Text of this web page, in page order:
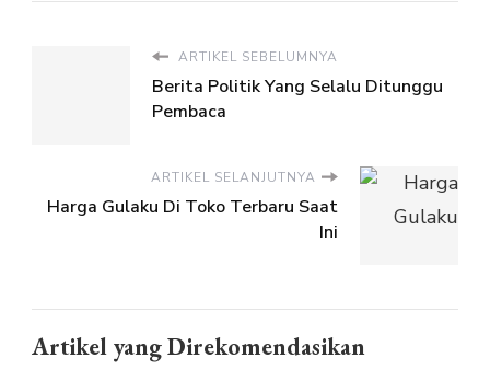
ARTIKEL SEBELUMNYA
Berita Politik Yang Selalu Ditunggu
Pembaca
ARTIKEL SELANJUTNYA
Harga Gulaku Di Toko Terbaru Saat
Ini
Artikel yang Direkomendasikan